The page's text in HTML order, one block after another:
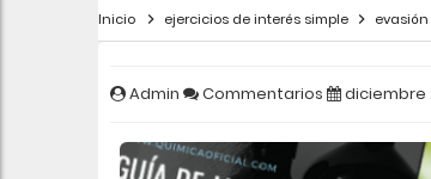
Inicio ejercicios de interés simple
Admin Commentarios diciembre